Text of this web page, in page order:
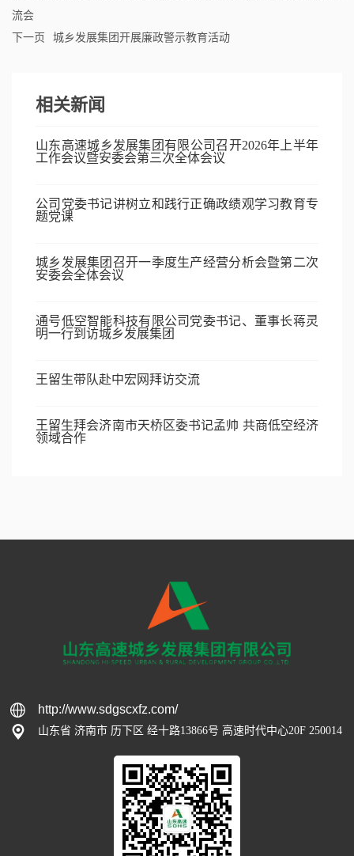
流会
城乡发展集团开展廉政警示教育活动
下一页
相关新闻
山东高速城乡发展集团有限公司召开2026年上半年
工作会议暨安委会第三次全体会议
公司党委书记讲树立和践行正确政绩观学习教育专
题党课
城乡发展集团召开一季度生产经营分析会暨第二次
安委会全体会议
通号低空智能科技有限公司党委书记、董事长蒋灵
明一行到访城乡发展集团
王留生带队赴中宏网拜访交流
王留生拜会济南市天桥区委书记孟帅 共商低空经济
领域合作
http://www.sdgscxfz.com/
山东省 济南市 历下区 经十路13866号 高速时代中心20F 250014